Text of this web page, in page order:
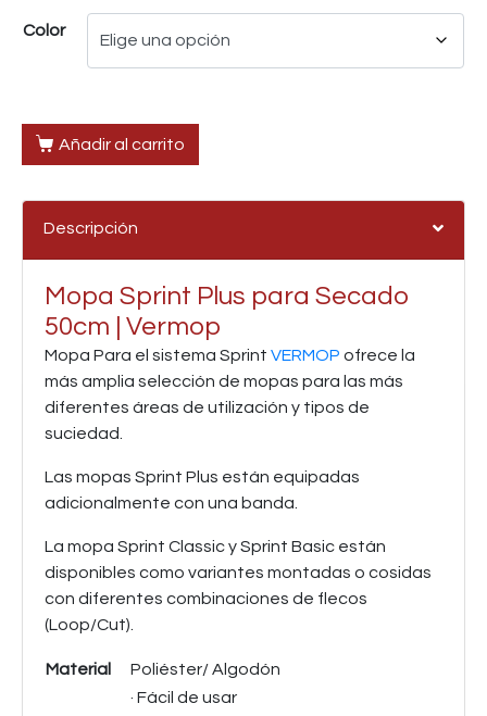
Color
Añadir al carrito
Descripción
Mopa Sprint Plus para Secado
50cm | Vermop
Mopa Para el sistema Sprint VERMOP ofrece la
más amplia selección de mopas para las más
diferentes áreas de utilización y tipos de
suciedad.
Las mopas Sprint Plus están equipadas
adicionalmente con una banda.
La mopa Sprint Classic y Sprint Basic están
disponibles como variantes montadas o cosidas
con diferentes combinaciones de flecos
(Loop/Cut).
Material Poliéster/ Algodón
· Fácil de usar